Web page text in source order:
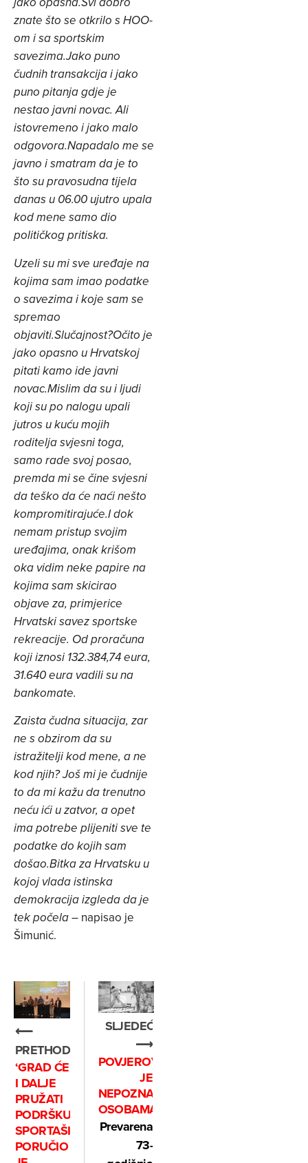
jako opasna.Svi dobro
znate što se otkrilo s HOO-
om i sa sportskim
savezima.Jako puno
čudnih transakcija i jako
puno pitanja gdje je
nestao javni novac. Ali
istovremeno i jako malo
odgovora.Napadalo me se
javno i smatram da je to
što su pravosudna tijela
danas u 06.00 ujutro upala
kod mene samo dio
političkog pritiska.
Uzeli su mi sve uređaje na
kojima sam imao podatke
o savezima i koje sam se
spremao
objaviti.Slučajnost?Očito je
jako opasno u Hrvatskoj
pitati kamo ide javni
novac.Mislim da su i ljudi
koji su po nalogu upali
jutros u kuću mojih
roditelja svjesni toga,
samo rade svoj posao,
premda mi se čine svjesni
da teško da će naći nešto
kompromitirajuće.I dok
nemam pristup svojim
uređajima, onak krišom
oka vidim neke papire na
kojima sam skicirao
objave za, primjerice
Hrvatski savez sportske
rekreacije. Od proračuna
koji iznosi 132.384,74 eura,
31.640 eura vadili su na
bankomate.
Zaista čudna situacija, zar
ne s obzirom da su
istražitelji kod mene, a ne
kod njih?Još mi je čudnije
to da mi kažu da trenutno
neću ići u zatvor, a opet
ima potrebe plijeniti sve te
podatke do kojih sam
došao.Bitka za Hrvatsku u
kojoj vlada istinska
demokracija izgleda da je
tek počela – napisao je
Šimunić.
⟵
PRETHODNO
‘GRAD ĆE
I DALJE
PRUŽATI
PODRŠKU
SPORTAŠIMA’,
PORUČIO
SLJEDEĆE
⟶
POVJEROVALA
JE
NEPOZNATIM
OSOBAMA
Prevarena
73-